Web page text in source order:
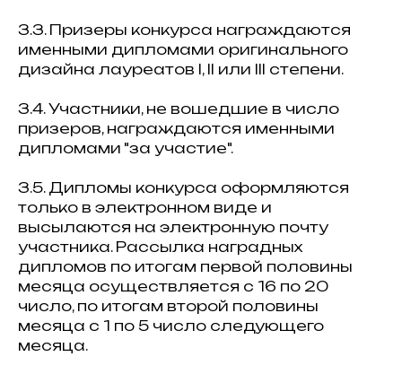
3.3. Призеры конкурса награждаются
именными дипломами оригинального
дизайна лауреатов I, II или III степени.
3.4. Участники, не вошедшие в число
призеров, награждаются именными
дипломами "за участие".
3.5. Дипломы конкурса оформляются
только в электронном виде и
высылаются на электронную почту
участника. Рассылка наградных
дипломов по итогам первой половины
месяца осуществляется с 16 по 20
число, по итогам второй половины
месяца с 1 по 5 число следующего
месяца.